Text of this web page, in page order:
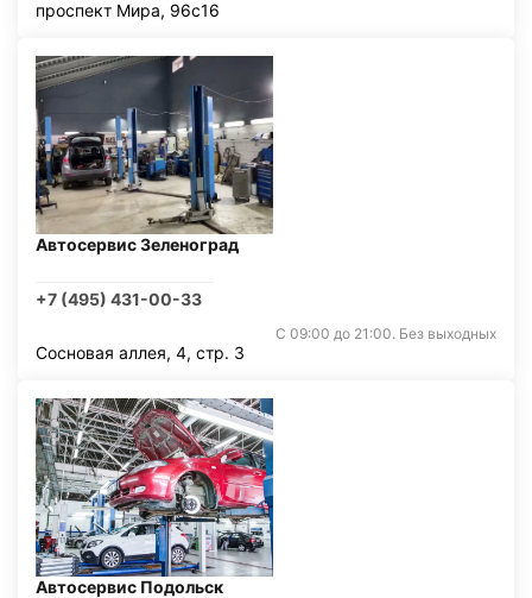
проспект Мира, 96с16
Автосервис Зеленоград
+7 (495) 431-00-33
С 09:00 до 21:00. Без выходных
Сосновая аллея, 4, стр. 3
Автосервис Подольск